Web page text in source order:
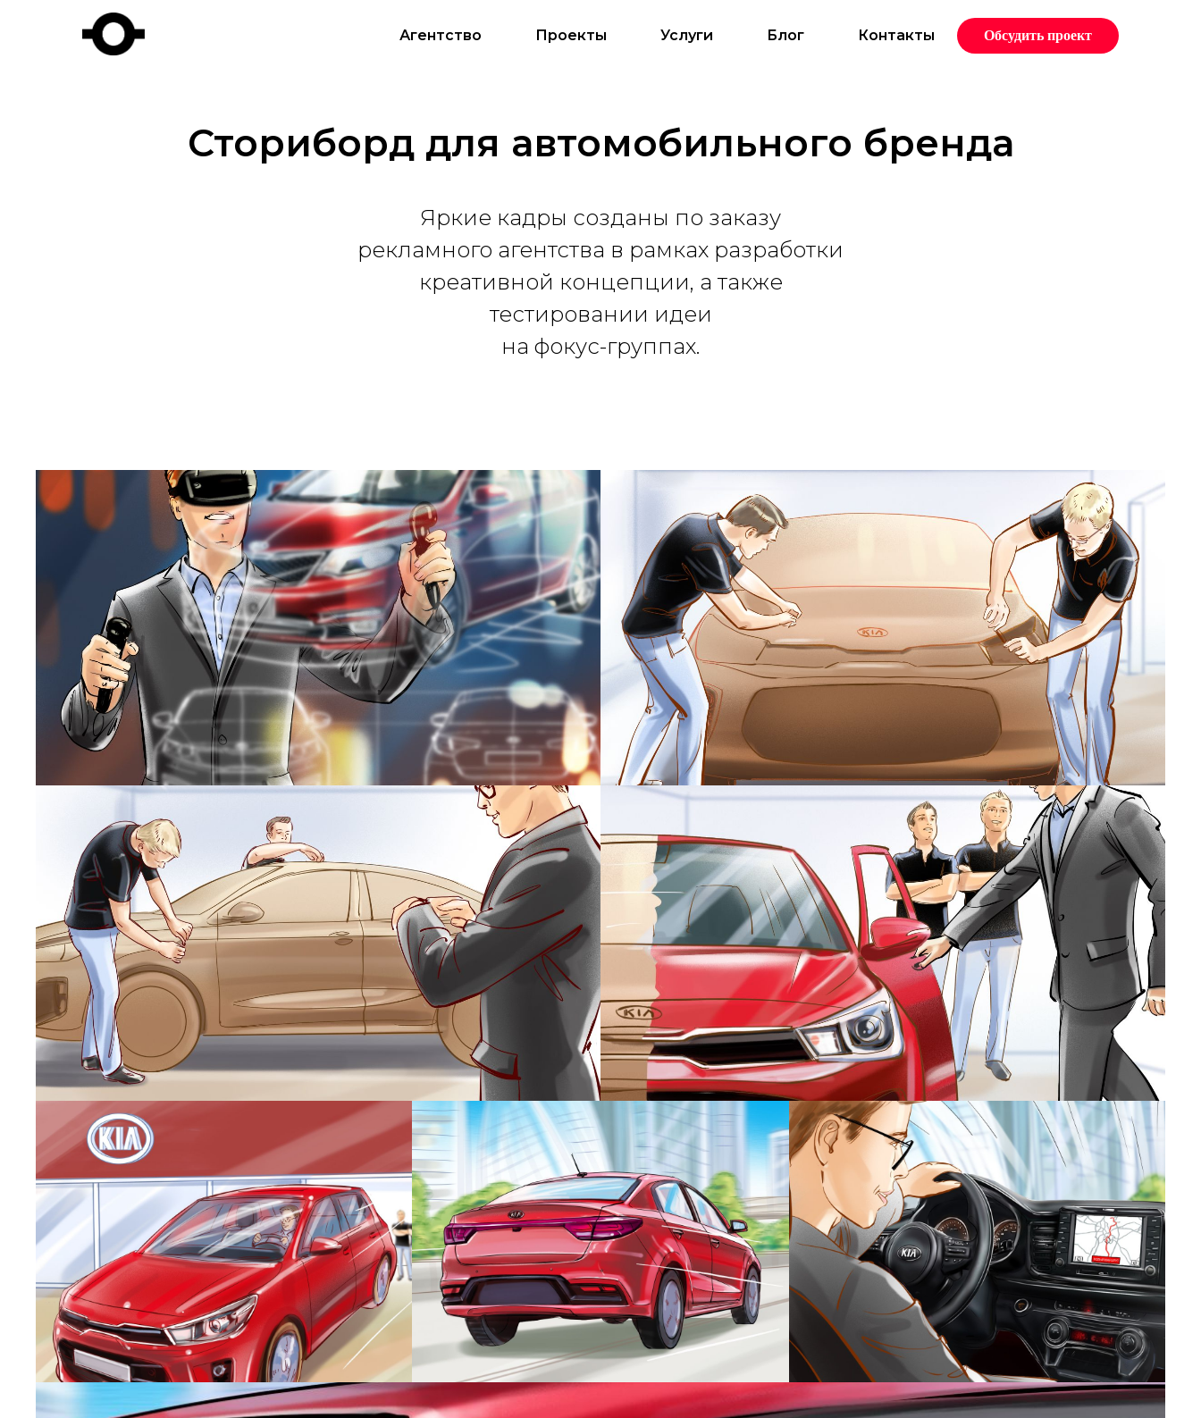
Агентство Проекты Услуги Блог Контакты Обсудить проект
Сториборд для автомобильного бренда
Яркие кадры созданы по заказу
рекламного агентства в рамках разработки
креативной концепции, а также
тестировании идеи
на фокус-группах.